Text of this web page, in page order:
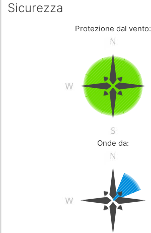
Sicurezza
Protezione dal vento:
Onde da: